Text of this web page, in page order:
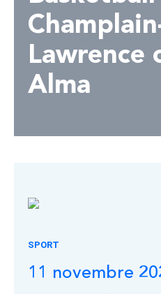
Lawrence
Alma
SPORT
11 novembre